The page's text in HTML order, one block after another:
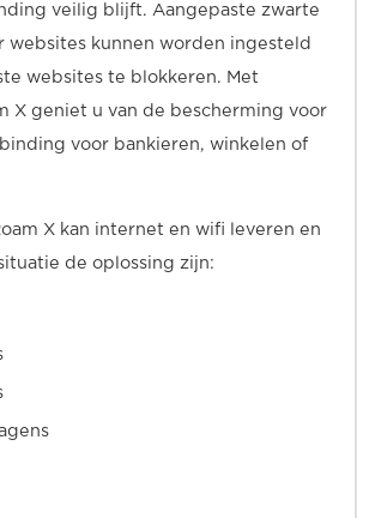
veilig blijft. Aangepaste zwarte
websites kunnen worden ingesteld
websites te blokkeren. Met
X geniet u van de bescherming voor
voor bankieren, winkelen of
X kan internet en wifi leveren en
de oplossing zijn: